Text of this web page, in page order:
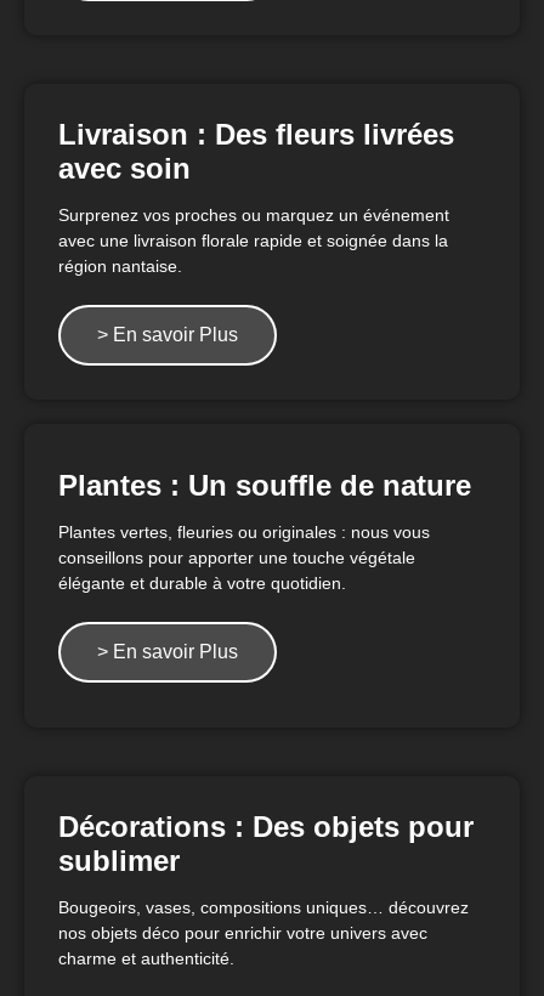
Livraison : Des fleurs livrées
avec soin
Surprenez vos proches ou marquez un événement
avec une livraison florale rapide et soignée dans la
région nantaise.
> En savoir Plus
Plantes : Un souffle de nature
Plantes vertes, fleuries ou originales : nous vous
conseillons pour apporter une touche végétale
élégante et durable à votre quotidien.
> En savoir Plus
Décorations : Des objets pour
sublimer
Bougeoirs, vases, compositions uniques… découvrez
nos objets déco pour enrichir votre univers avec
charme et authenticité.